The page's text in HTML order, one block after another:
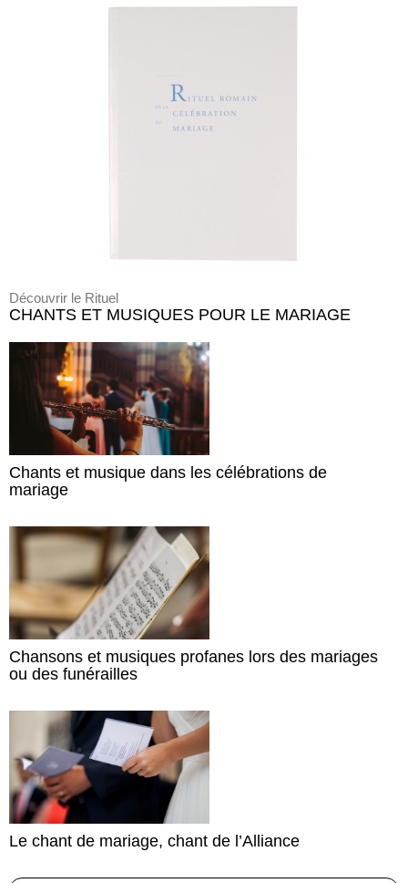
Découvrir le Rituel
CHANTS ET MUSIQUES POUR LE MARIAGE
Chants et musique dans les célébrations de
mariage
Chansons et musiques profanes lors des mariages
ou des funérailles
Le chant de mariage, chant de l’Alliance